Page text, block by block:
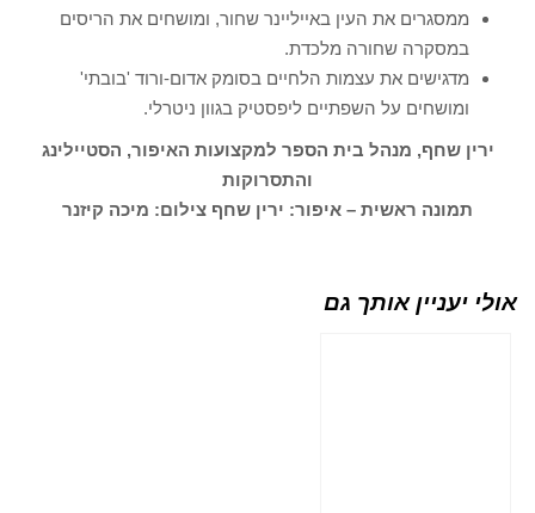
ממסגרים את העין באייליינר שחור, ומושחים את הריסים
במסקרה שחורה מלכדת.
מדגישים את עצמות הלחיים בסומק אדום-ורוד 'בובתי'
ומושחים על השפתיים ליפסטיק בגוון ניטרלי.
ירין שחף, מנהל בית הספר למקצועות האיפור, הסטיילינג
והתסרוקות
תמונה ראשית – איפור: ירין שחף צילום: מיכה קיזנר
אולי יעניין אותך גם